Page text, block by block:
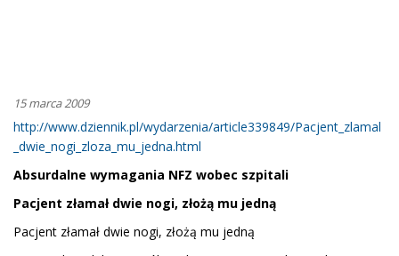
15 marca 2009
http://www.dziennik.pl/wydarzenia/article339849/Pacjent_zlamal
_dwie_nogi_zloza_mu_jedna.html
Absurdalne wymagania NFZ wobec szpitali
Pacjent złamał dwie nogi, złożą mu jedną
Pacjent złamał dwie nogi, złożą mu jedną